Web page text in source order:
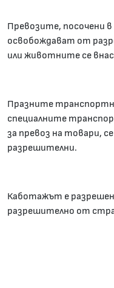
Превозите, посочени
освобождават от
или животните се
Празните
специалните
за превоз на товари,
разрешителни.
Каботажът е разрешен
разрешително от